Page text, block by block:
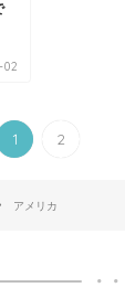
02
1 2
アメリカ